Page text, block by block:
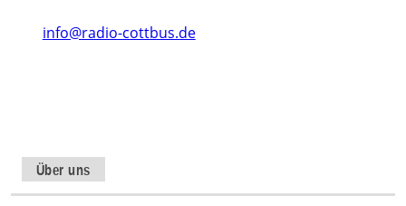
info@radio-cottbus.de
Über uns